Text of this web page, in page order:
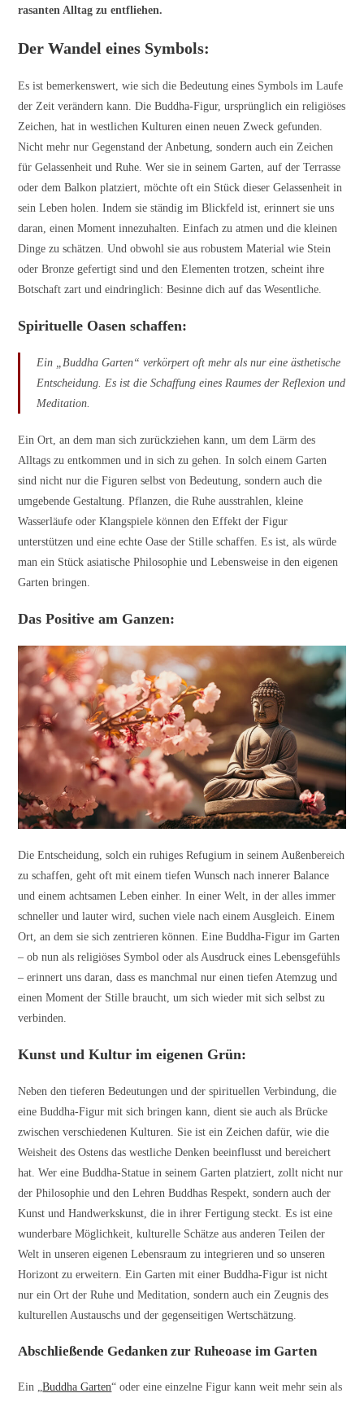
rasanten Alltag zu entfliehen.
Der Wandel eines Symbols:
Es ist bemerkenswert, wie sich die Bedeutung eines Symbols im Laufe
der Zeit verändern kann. Die Buddha-Figur, ursprünglich ein religiöses
Zeichen, hat in westlichen Kulturen einen neuen Zweck gefunden.
Nicht mehr nur Gegenstand der Anbetung, sondern auch ein Zeichen
für Gelassenheit und Ruhe. Wer sie in seinem Garten, auf der Terrasse
oder dem Balkon platziert, möchte oft ein Stück dieser Gelassenheit in
sein Leben holen. Indem sie ständig im Blickfeld ist, erinnert sie uns
daran, einen Moment innezuhalten. Einfach zu atmen und die kleinen
Dinge zu schätzen. Und obwohl sie aus robustem Material wie Stein
oder Bronze gefertigt sind und den Elementen trotzen, scheint ihre
Botschaft zart und eindringlich: Besinne dich auf das Wesentliche.
Spirituelle Oasen schaffen:
Ein „Buddha Garten“ verkörpert oft mehr als nur eine ästhetische
Entscheidung. Es ist die Schaffung eines Raumes der Reflexion und
Meditation.
Ein Ort, an dem man sich zurückziehen kann, um dem Lärm des
Alltags zu entkommen und in sich zu gehen. In solch einem Garten
sind nicht nur die Figuren selbst von Bedeutung, sondern auch die
umgebende Gestaltung. Pflanzen, die Ruhe ausstrahlen, kleine
Wasserläufe oder Klangspiele können den Effekt der Figur
unterstützen und eine echte Oase der Stille schaffen. Es ist, als würde
man ein Stück asiatische Philosophie und Lebensweise in den eigenen
Garten bringen.
Das Positive am Ganzen:
Die Entscheidung, solch ein ruhiges Refugium in seinem Außenbereich
zu schaffen, geht oft mit einem tiefen Wunsch nach innerer Balance
und einem achtsamen Leben einher. In einer Welt, in der alles immer
schneller und lauter wird, suchen viele nach einem Ausgleich. Einem
Ort, an dem sie sich zentrieren können. Eine Buddha-Figur im Garten
– ob nun als religiöses Symbol oder als Ausdruck eines Lebensgefühls
– erinnert uns daran, dass es manchmal nur einen tiefen Atemzug und
einen Moment der Stille braucht, um sich wieder mit sich selbst zu
verbinden.
Kunst und Kultur im eigenen Grün:
Neben den tieferen Bedeutungen und der spirituellen Verbindung, die
eine Buddha-Figur mit sich bringen kann, dient sie auch als Brücke
zwischen verschiedenen Kulturen. Sie ist ein Zeichen dafür, wie die
Weisheit des Ostens das westliche Denken beeinflusst und bereichert
hat. Wer eine Buddha-Statue in seinem Garten platziert, zollt nicht nur
der Philosophie und den Lehren Buddhas Respekt, sondern auch der
Kunst und Handwerkskunst, die in ihrer Fertigung steckt. Es ist eine
wunderbare Möglichkeit, kulturelle Schätze aus anderen Teilen der
Welt in unseren eigenen Lebensraum zu integrieren und so unseren
Horizont zu erweitern. Ein Garten mit einer Buddha-Figur ist nicht
nur ein Ort der Ruhe und Meditation, sondern auch ein Zeugnis des
kulturellen Austauschs und der gegenseitigen Wertschätzung.
Abschließende Gedanken zur Ruheoase im Garten
Ein „Buddha Garten“ oder eine einzelne Figur kann weit mehr sein als